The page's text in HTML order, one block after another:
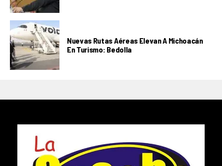
Nuevas Rutas Aéreas Elevan A Michoacán
En Turismo: Bedolla